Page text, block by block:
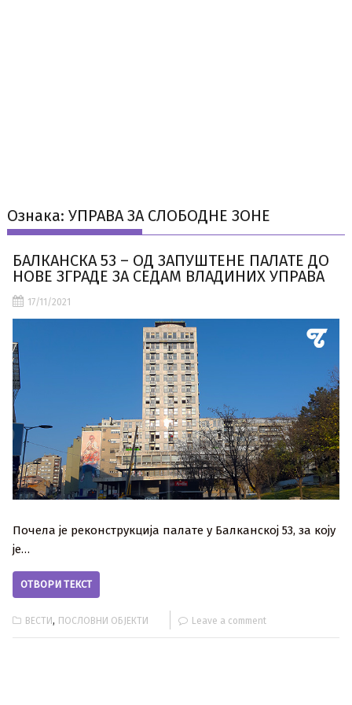
Ознака:УПРАВА ЗА СЛОБОДНЕ ЗОНЕ
БАЛКАНСКА 53 – ОД ЗАПУШТЕНЕ ПАЛАТЕ ДО
НОВЕ ЗГРАДЕ ЗА СЕДАМ ВЛАДИНИХ УПРАВА
17/11/2021
Почела је реконструкција палате у Балканској 53, за коју
је…
ОТВОРИ ТЕКСТ
ВЕСТИ, ПОСЛОВНИ ОБЈЕКТИ Leave a comment